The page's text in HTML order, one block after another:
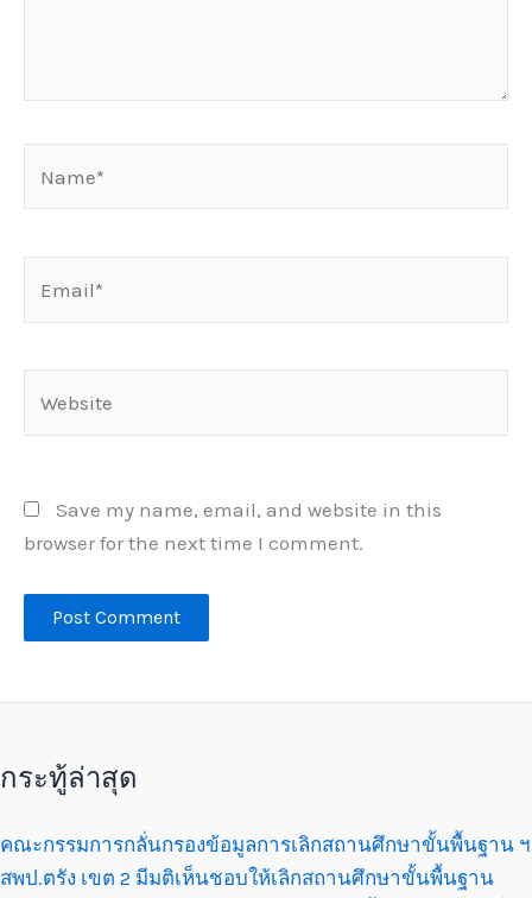
Save my name, email, and website in this
browser for the next time I comment.
กระทู้ล่าสุด
คณะกรรมการกลั่นกรองข้อมูลการเลิกสถานศึกษาขั้นพื้นฐาน ฯ
สพป.ตรัง เขต 2 มีมติเห็นชอบให้เลิกสถานศึกษาขั้นพื้นฐาน